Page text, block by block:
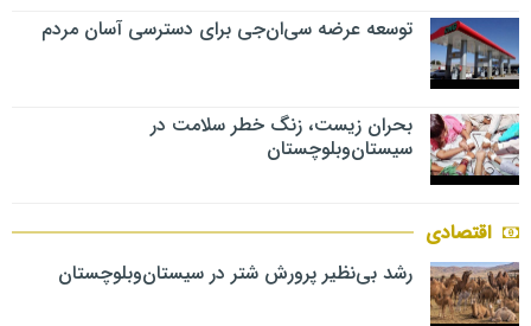
توسعه عرضه سی‌ان‌جی برای دسترسی آسان مردم
بحران زیست، زنگ خطر سلامت در
سیستان‌وبلوچستان
اقتصادی
رشد بی‌نظیر پرورش شتر در سیستان‌وبلوچستان